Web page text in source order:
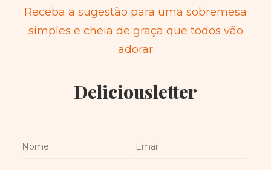
Receba a sugestão para uma sobremesa
simples e cheia de graça que todos vão
adorar
Deliciousletter